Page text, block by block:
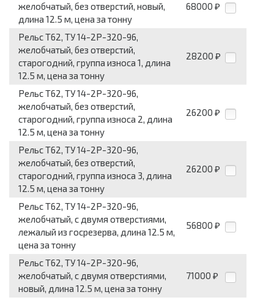
желобчатый, без отверстий, новый,
длина 12.5 м, цена за тонну
68000 ₽
Рельс Т62, ТУ 14-2Р-320-96,
желобчатый, без отверстий,
старогодний, группа износа 1, длина
12.5 м, цена за тонну
28200 ₽
Рельс Т62, ТУ 14-2Р-320-96,
желобчатый, без отверстий,
старогодний, группа износа 2, длина
12.5 м, цена за тонну
26200 ₽
Рельс Т62, ТУ 14-2Р-320-96,
желобчатый, без отверстий,
старогодний, группа износа 3, длина
12.5 м, цена за тонну
26200 ₽
Рельс Т62, ТУ 14-2Р-320-96,
желобчатый, с двумя отверстиями,
лежалый из госрезерва, длина 12.5 м,
цена за тонну
56800 ₽
Рельс Т62, ТУ 14-2Р-320-96,
желобчатый, с двумя отверстиями,
новый, длина 12.5 м, цена за тонну
71000 ₽